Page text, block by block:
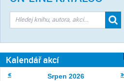
Kalendář akcí
Srpen 2026